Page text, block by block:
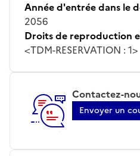
Année d'entrée dans le
2056
Droits de reproduction
<TDM-RESERVATION : 1>
Contactez-
Envoyer un